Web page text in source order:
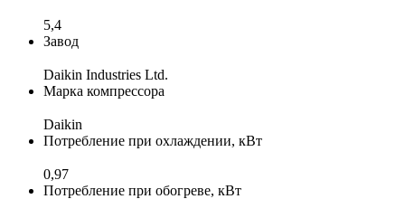
5,4
Завод
Daikin Industries Ltd.
Марка компрессора
Daikin
Потребление при охлаждении, кВт
0,97
Потребление при обогреве, кВт